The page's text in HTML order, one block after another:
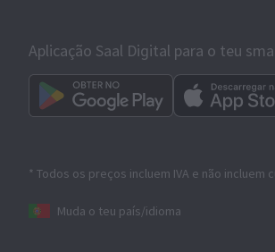
Aplicação Saal Digital para o teu
* Todos os preços incluem IVA e não incluem
Muda o teu país/idioma